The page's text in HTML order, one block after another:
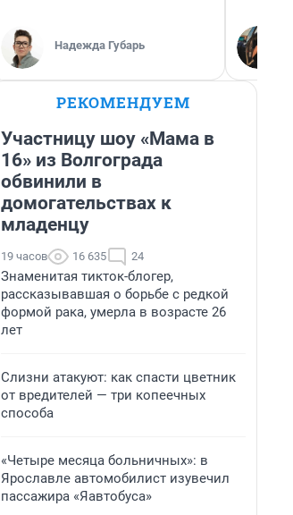
Надежда Губарь
РЕКОМЕНДУЕМ
Участницу шоу «Мама в
16» из Волгограда
обвинили в
домогательствах к
младенцу
19 часов 16 635 24
Знаменитая тикток-блогер,
рассказывавшая о борьбе с редкой
формой рака, умерла в возрасте 26
лет
Слизни атакуют: как спасти цветник
от вредителей — три копеечных
способа
«Четыре месяца больничных»: в
Ярославле автомобилист изувечил
пассажира «Яавтобуса»